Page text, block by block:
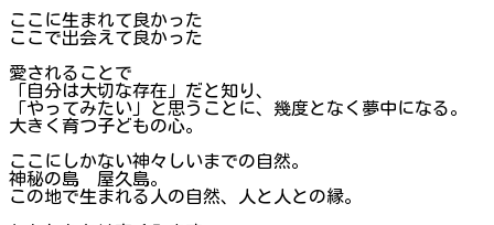
ここに生まれて良かった
ここで出会えて良かった
愛されることで
「自分は大切な存在」だと知り、
「やってみたい」と思うことに、幾度となく夢中になる。
大きく育つ子どもの心。
ここにしかない神々しいまでの自然。
神秘の島 屋久島。
この地で生まれる人の自然、人と人との縁。